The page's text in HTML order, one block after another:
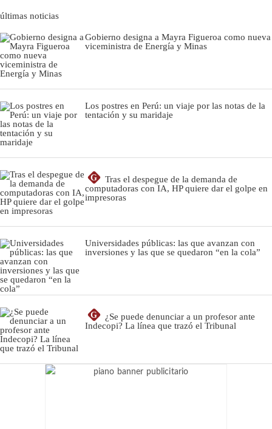
últimas noticias
Gobierno designa a Mayra Figueroa como nueva
viceministra de Energía y Minas
Los postres en Perú: un viaje por las notas de la
tentación y su maridaje
G
Tras el despegue de la demanda de
computadoras con IA, HP quiere dar el golpe en
impresoras
Universidades públicas: las que avanzan con
inversiones y las que se quedaron “en la cola”
G
¿Se puede denunciar a un profesor ante
Indecopi? La línea que trazó el Tribunal